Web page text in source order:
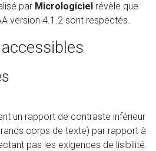
par Micrologiciel révèle que
version 4.1.2 sont respectés.
un rapport de contraste inférieur
corps de texte) par rapport à
pas les exigences de lisibilité.